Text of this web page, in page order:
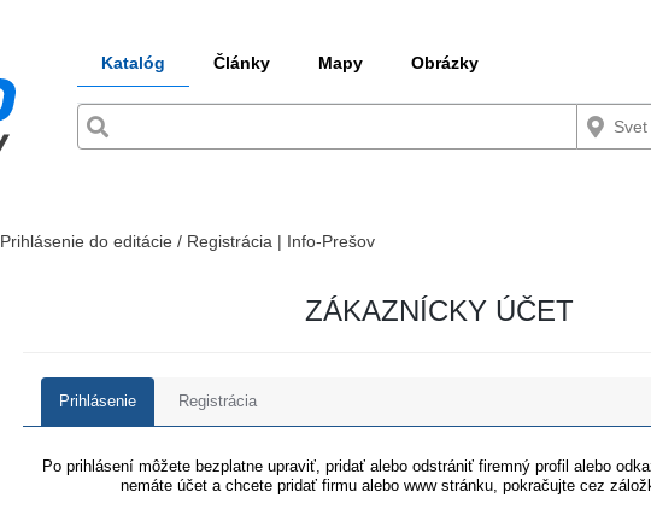
Katalóg Články Mapy Obrázky
Prihlásenie do editácie / Registrácia | Info-Prešov
ZÁKAZNÍCKY ÚČET
Prihlásenie Registrácia
Po prihlásení môžete bezplatne upraviť, pridať alebo odstrániť firemný profil alebo
nemáte účet a chcete pridať firmu alebo www stránku, pokračujte cez